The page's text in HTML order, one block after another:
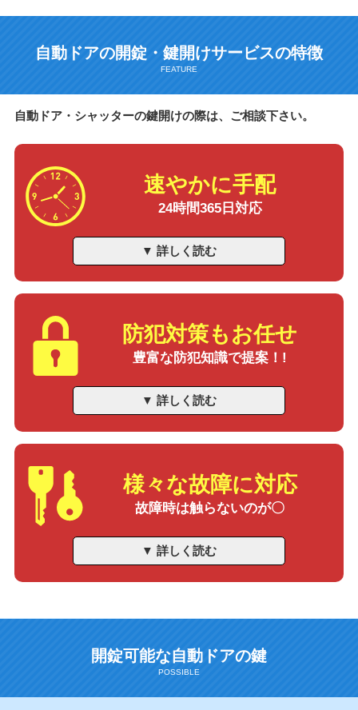
自動ドアの開錠・鍵開けサービスの特徴
自動ドア・シャッターの鍵開けの際は、ご相談下さい。
速やかに手配
24時間365日対応
▼ 詳しく読む
防犯対策もお任せ
豊富な防犯知識で提案！!
▼ 詳しく読む
様々な故障に対応
故障時は触らないのが〇
▼ 詳しく読む
開錠可能な自動ドアの鍵